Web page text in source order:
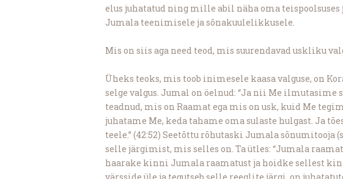
elus juhatatud ning mille abil näha oma
Jumala teenimisele ja sõnakuulelikkusele.
Mis on siis aga need teod, mis suurendavad uskliku
Üheks teoks, mis toob inimesele kaasa valguse, on
selge valgus. Jumal on öelnud: “Ja nii Me ilmutasime
teadnud, mis on Raamat ega mis on usk, kuid Me
juhatame Me, keda tahame oma sulaste hulgast. Ja
teele.” (42:52) Seetõttu rõhutaski Jumala sõnumitooja
selle järgimist, mis selles on. Ta ütles: “Jumala
haarake kinni Jumala raamatust ja hoidke sellest